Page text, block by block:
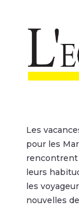
Les
pour les
rencontrent
leurs
les
nouvelles